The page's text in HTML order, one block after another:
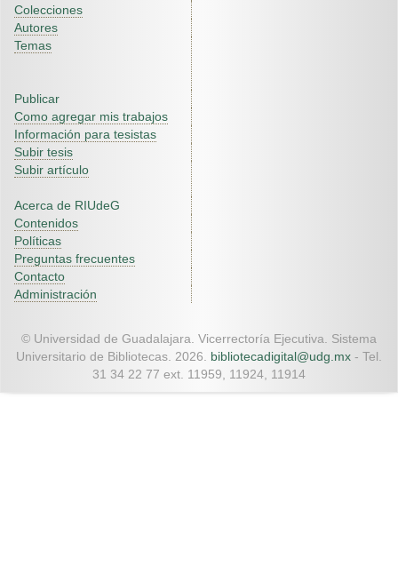
Colecciones
Autores
Temas
Publicar
Como agregar mis trabajos
Información para tesistas
Subir tesis
Subir artículo
Acerca de RIUdeG
Contenidos
Políticas
Preguntas frecuentes
Contacto
Administración
© Universidad de Guadalajara. Vicerrectoría Ejecutiva. Sistema
Universitario de Bibliotecas. 2026. bibliotecadigital@udg.mx - Tel.
31 34 22 77 ext. 11959, 11924, 11914